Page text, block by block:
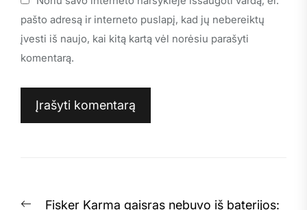
pašto adresą ir interneto puslapį, kad jų nebereiktų
įvesti iš naujo, kai kitą kartą vėl norėsiu parašyti
komentarą.
PreviousFisker Karma gaisras nebuvo iš baterijos: